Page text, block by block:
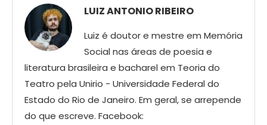
LUIZ ANTONIO RIBEIRO
Luiz é doutor e mestre em Memória
Social nas áreas de poesia e
literatura brasileira e bacharel em Teoria do
Teatro pela Unirio - Universidade Federal do
Estado do Rio de Janeiro. Em geral, se arrepende
do que escreve. Facebook: